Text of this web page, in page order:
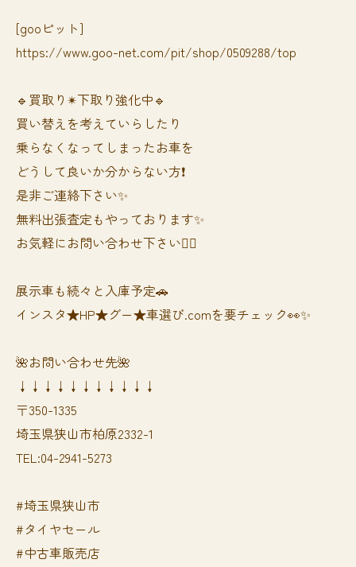
[gooピット]
https://www.goo-net.com/pit/shop/0509288/top
🔹買取り✴︎下取り強化中🔹
買い替えを考えていらしたり
乗らなくなってしまったお車を
どうして良いか分からない方❗️
是非ご連絡下さい✨
無料出張査定もやっております✨
お気軽にお問い合わせ下さい🙆‍♀️
展示車も続々と入庫予定🚗
インスタ★HP★グー★車選び.comを要チェック👀✨
🌺お問い合わせ先🌺
↓↓↓↓↓↓↓↓↓↓↓
〒350-1335
埼玉県狭山市柏原2332-1
TEL:04-2941-5273
#埼玉県狭山市
#タイヤセール
#中古車販売店